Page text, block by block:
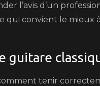
l’avis d’un
convient le mieux
guitare
tenir